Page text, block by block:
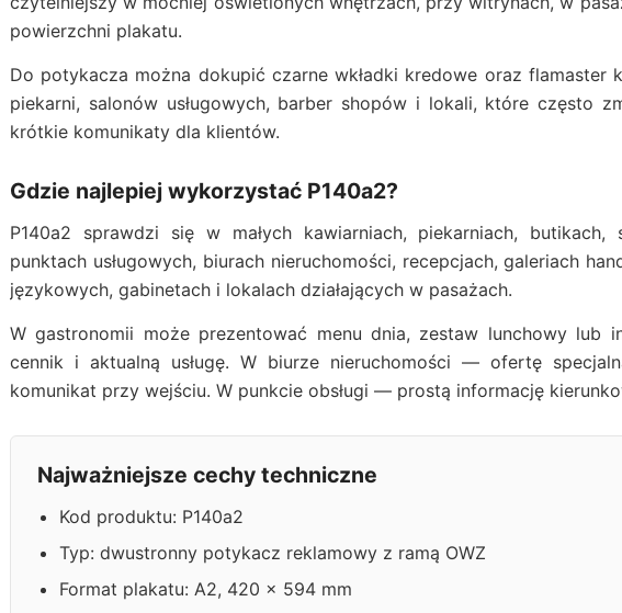
powierzchni plakatu.
Do potykacza można dokupić czarne wkładki kredowe oraz flamaster
piekarni, salonów usługowych, barber shopów i lokali, które często
krótkie komunikaty dla klientów.
Gdzie najlepiej wykorzystać P140a2?
P140a2 sprawdzi się w małych kawiarniach, piekarniach, butikach,
punktach usługowych, biurach nieruchomości, recepcjach, galeriach
językowych, gabinetach i lokalach działających w pasażach.
W gastronomii może prezentować menu dnia, zestaw lunchowy
cennik i aktualną usługę. W biurze nieruchomości — ofertę
komunikat przy wejściu. W punkcie obsługi — prostą informację
Najważniejsze cechy techniczne
Kod produktu: P140a2
Typ: dwustronny potykacz reklamowy z ramą OWZ
Format plakatu: A2, 420 x 594 mm